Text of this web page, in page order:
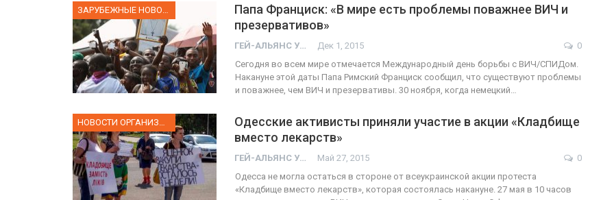
ЗАРУБЕЖНЫЕ НОВОСТИ
Папа Франциск: «В мире есть проблемы поважнее ВИЧ и
презервативов»
ГЕЙ-АЛЬЯНС УКРАИНА Дек 1, 2015
0
Сегодня во всем мире отмечается Международный день борьбы с ВИЧ/СПИДом.
Накануне этой даты Папа Римский Франциск сообщил, что существуют проблемы
и поважнее, чем ВИЧ и презервативы. 30 ноября, когда немецкий…
НОВОСТИ ОРГАНИЗАЦИИ
Одесские активисты приняли участие в акции «Кладбище
вместо лекарств»
ГЕЙ-АЛЬЯНС УКРАИНА Май 27, 2015
0
Одесса не могла остаться в стороне от всеукраинской акции протеста
«Кладбище вместо лекарств», которая состоялась накануне. 27 мая в 10 часов